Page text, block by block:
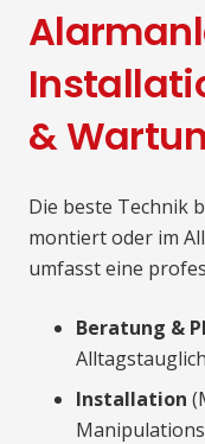
&
Die beste Technik
montiert oder im
umfasst eine
Beratung &
Installation